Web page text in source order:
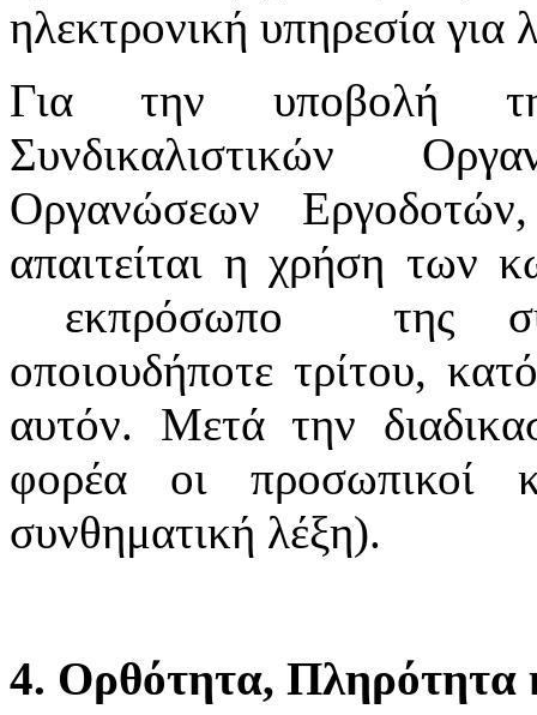
ηλεκτρονική υπηρεσία για
Για την υποβολή
Συνδικαλιστικών
Οργανώσεων
απαιτείται η χρήση των
εκπρόσωπο της
οποιουδήποτε τρίτου,
αυτόν. Μετά την
φορέα οι προσωπικοί
συνθηματική λέξη).
4. Ορθότητα, Πληρότητα